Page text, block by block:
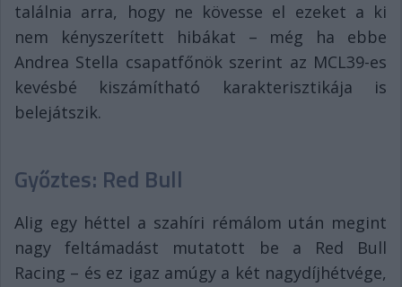
találnia arra, hogy ne kövesse el ezeket a ki
nem kényszerített hibákat – még ha ebbe
Andrea Stella csapatfőnök szerint az MCL39-es
kevésbé kiszámítható karakterisztikája is
belejátszik.
Győztes: Red Bull
Alig egy héttel a szahíri rémálom után megint
nagy feltámadást mutatott be a Red Bull
Racing – és ez igaz amúgy a két nagydíjhétvége,